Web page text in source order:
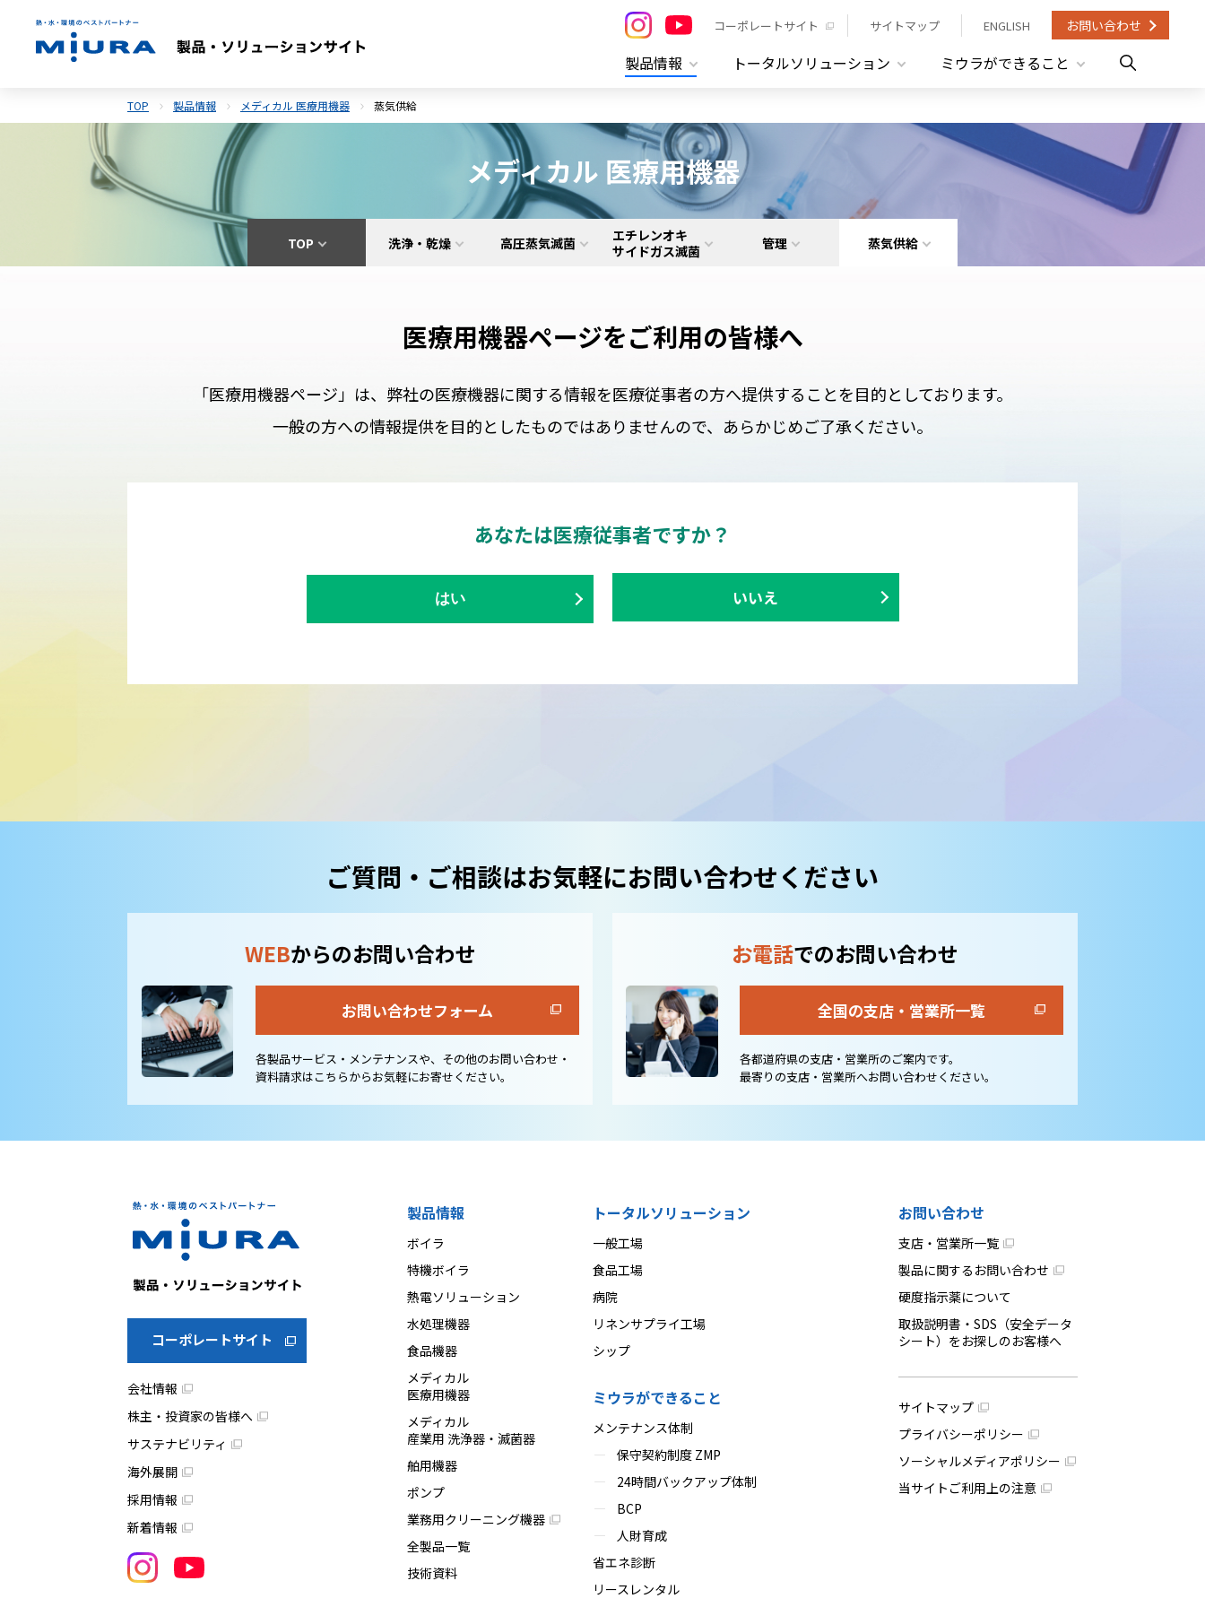
コーポレートサイト サイトマップ ENGLISH お問い合わせ
製品情報 トータルソリューション ミウラができること
TOP 製品情報 メディカル 医療用機器 蒸気供給
メディカル 医療用機器
TOP 洗浄・乾燥 高圧蒸気滅菌
エチレンオキ
サイドガス滅菌
管理 蒸気供給
医療用機器ページをご利用の皆様へ
「医療用機器ページ」は、弊社の医療機器に関する情報を医療従事者の方へ提供することを目的としております。
一般の方への情報提供を目的としたものではありませんので、あらかじめご了承ください。
あなたは医療従事者ですか？
はい いいえ
ご質問・ご相談はお気軽にお問い合わせください
WEBからのお問い合わせ
お問い合わせフォーム
各製品サービス・メンテナンスや、その他のお問い合わせ・
資料請求はこちらからお気軽にお寄せください。
お電話でのお問い合わせ
全国の支店・営業所一覧
各都道府県の支店・営業所のご案内です。
最寄りの支店・営業所へお問い合わせください。
コーポレートサイト
会社情報
株主・投資家の皆様へ
サステナビリティ
海外展開
採用情報
新着情報
製品情報
ボイラ
特機ボイラ
熱電ソリューション
水処理機器
食品機器
メディカル
医療用機器
メディカル
産業用 洗浄器・滅菌器
舶用機器
ポンプ
業務用クリーニング機器
全製品一覧
技術資料
トータルソリューション
一般工場
食品工場
病院
リネンサプライ工場
シップ
ミウラができること
メンテナンス体制
保守契約制度 ZMP
24時間バックアップ体制
BCP
人財育成
省エネ診断
リースレンタル
お問い合わせ
支店・営業所一覧
製品に関するお問い合わせ
硬度指示薬について
取扱説明書・SDS（安全データ
シート）をお探しのお客様へ
サイトマップ
プライバシーポリシー
ソーシャルメディアポリシー
当サイトご利用上の注意